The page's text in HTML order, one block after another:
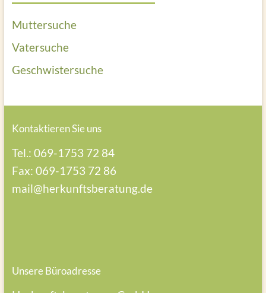
Muttersuche
Vatersuche
Geschwistersuche
Kontaktieren Sie uns
Tel.: 069-1753 72 84
Fax: 069-1753 72 86
mail@herkunftsberatung.de
Unsere Büroadresse